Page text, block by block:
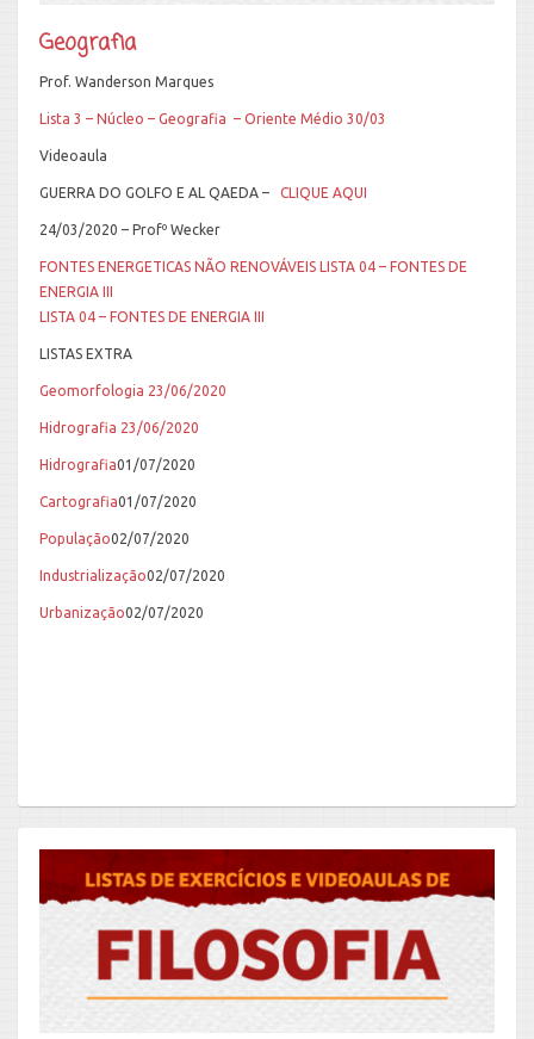
Geografia
Prof. Wanderson Marques
Lista 3 – Núcleo – Geografia – Oriente Médio 30/03
Videoaula
GUERRA DO GOLFO E AL QAEDA – CLIQUE AQUI
24/03/2020 – Profº Wecker
FONTES ENERGETICAS NÃO RENOVÁVEIS
LISTA 04 – FONTES DE
ENERGIA III
LISTA 04 – FONTES DE ENERGIA III
LISTAS EXTRA
Geomorfologia 23/06/2020
Hidrografia 23/06/2020
Hidrografia01/07/2020
Cartografia01/07/2020
População02/07/2020
Industrialização02/07/2020
Urbanização02/07/2020